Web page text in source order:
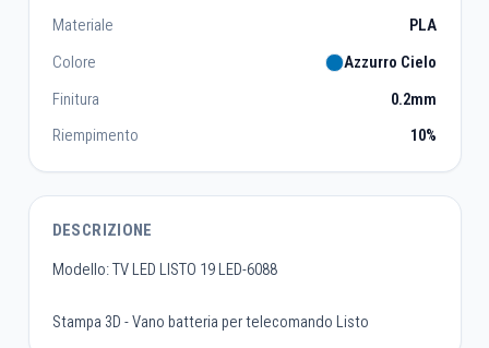
Materiale
PLA
Colore
Azzurro Cielo
Finitura
0.2mm
Riempimento
10%
DESCRIZIONE
Modello: TV LED LISTO 19 LED-6088
Stampa 3D - Vano batteria per telecomando Listo